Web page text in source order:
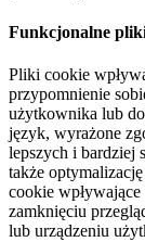
Funkcjonalne
Pliki cookie
przypomnienie
użytkownika lub
język, wyrażone
lepszych i bardziej
także
cookie
zamknięciu
lub urządzeniu